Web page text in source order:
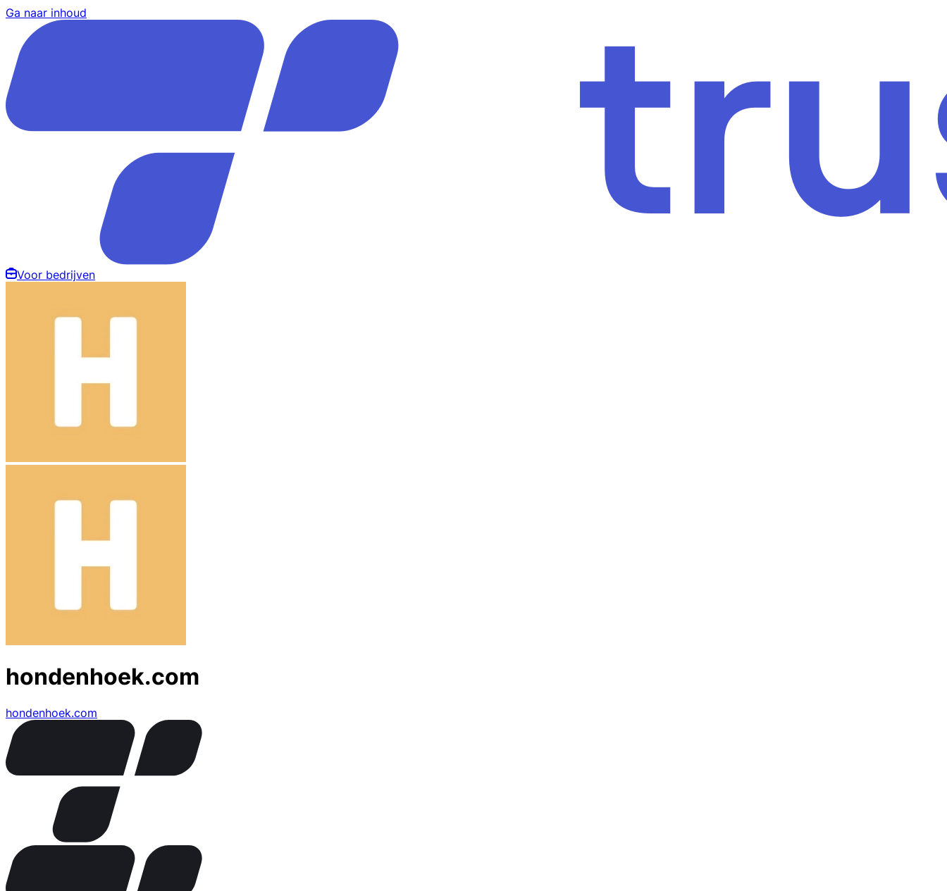
Ga naar inhoud
Voor bedrijven
hondenhoek.com
hondenhoek.com